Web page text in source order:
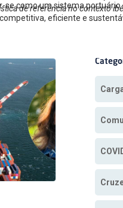
de referência no contexto
como um sistema
eficiente e